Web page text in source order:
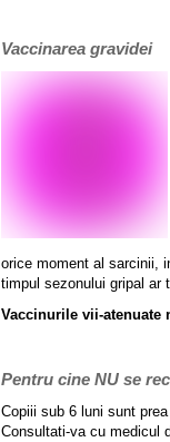
Vaccinarea gravidei
orice moment al sarcinii,
timpul sezonului gripal ar
Vaccinurile vii-
Pentru cine NU se
Copiii sub 6 luni sunt
Consultati-va cu medicul